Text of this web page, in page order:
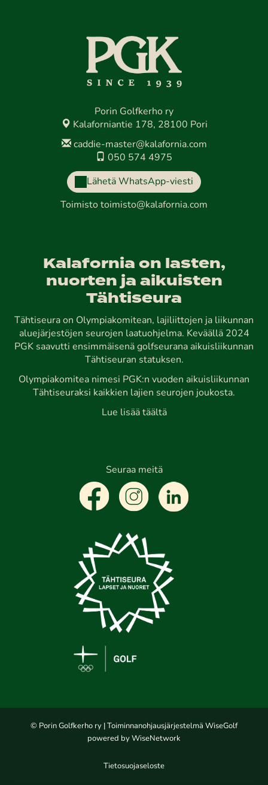
Porin Golfkerho ry
Kalaforniantie 178, 28100 Pori
caddie-master@kalafornia.com
050 574 4975
Lähetä WhatsApp-viesti
Toimisto toimisto@kalafornia.com
Kalafornia on lasten,
nuorten ja aikuisten
Tähtiseura
Tähtiseura on Olympiakomitean, lajiliittojen ja liikunnan
aluejärjestöjen seurojen laatuohjelma. Keväällä 2024
PGK saavutti ensimmäisenä golfseurana aikuisliikunnan
Tähtiseuran statuksen.
Olympiakomitea nimesi PGK:n vuoden aikuisliikunnan
Tähtiseuraksi kaikkien lajien seurojen joukosta.
Lue lisää täältä
Seuraa meitä
© Porin Golfkerho ry | Toiminnanohjausjärjestelmä WiseGolf
powered by WiseNetwork
Tietosuojaseloste